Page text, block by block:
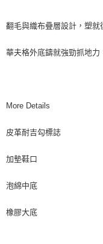
翻毛與織布疊層設計，塑就
華夫格外底鑄就強勁抓地力
More Details
皮革耐吉勾標誌
加墊鞋口
泡綿中底
橡膠大底